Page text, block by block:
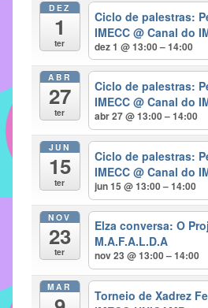
proporcionem
fortalecimento
vínculos
sociais
profissionais
professores
funcionários
IMECC,
DEZ
1
ter
Ciclo de palestras:
IMECC@ Canal do
dez 1 @ 13:00 – 14:00
ABR
27
ter
Ciclo de palestras:
IMECC@ Canal do
abr 27 @ 13:00 – 14:00
JUN
15
ter
Ciclo de palestras:
IMECC@ Canal do
jun 15 @ 13:00 – 14:00
NOV
23
ter
Elza conversa: O
M.A.F.A.L.D.A
nov 23 @ 13:00 – 14:00
MAR
Torneio de Xadrez